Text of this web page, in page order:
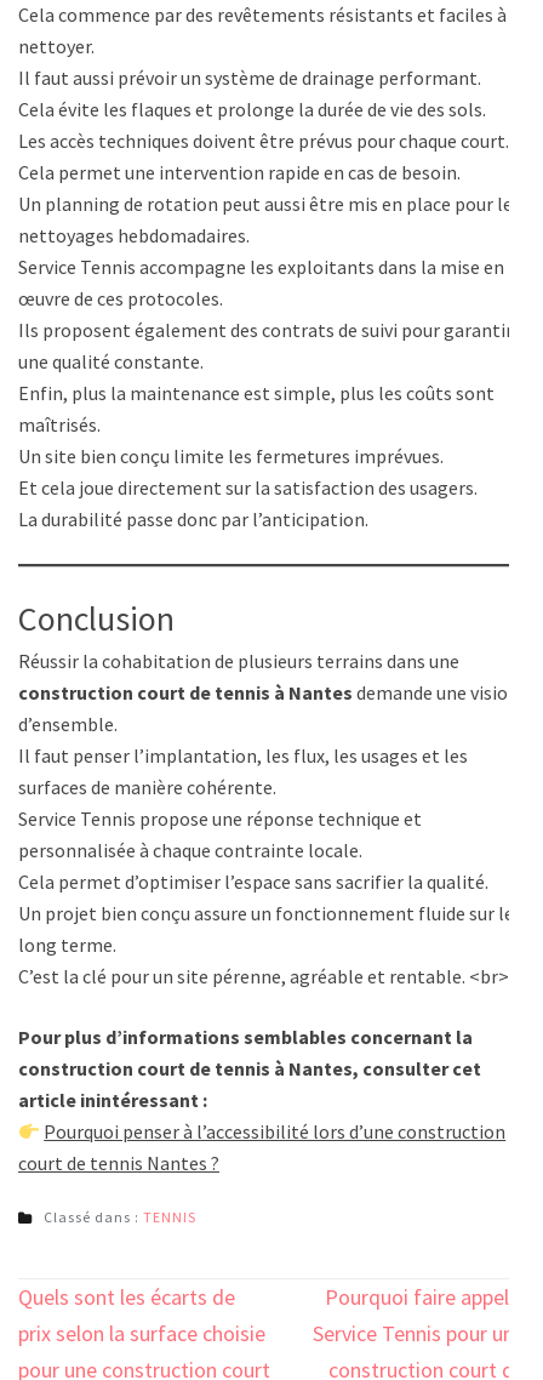
Cela commence par des revêtements résistants et faciles à
nettoyer.
Il faut aussi prévoir un système de drainage performant.
Cela évite les flaques et prolonge la durée de vie des sols.
Les accès techniques doivent être prévus pour chaque court.
Cela permet une intervention rapide en cas de besoin.
Un planning de rotation peut aussi être mis en place pour les
nettoyages hebdomadaires.
Service Tennis accompagne les exploitants dans la mise en
œuvre de ces protocoles.
Ils proposent également des contrats de suivi pour garantir
une qualité constante.
Enfin, plus la maintenance est simple, plus les coûts sont
maîtrisés.
Un site bien conçu limite les fermetures imprévues.
Et cela joue directement sur la satisfaction des usagers.
La durabilité passe donc par l’anticipation.
Conclusion
Réussir la cohabitation de plusieurs terrains dans une
construction court de tennis à Nantes demande une vision
d’ensemble.
Il faut penser l’implantation, les flux, les usages et les
surfaces de manière cohérente.
Service Tennis propose une réponse technique et
personnalisée à chaque contrainte locale.
Cela permet d’optimiser l’espace sans sacrifier la qualité.
Un projet bien conçu assure un fonctionnement fluide sur le
long terme.
C’est la clé pour un site pérenne, agréable et rentable. <br>
Pour plus d’informations semblables concernant la
construction court de tennis à Nantes, consulter cet
article inintéressant :
Pourquoi penser à l’accessibilité lors d’une construction
court de tennis Nantes ?
Classé dans : TENNIS
Navigation
de
Quels sont les écarts de
prix selon la surface choisie
pour une construction court
Pourquoi faire appel à
Service Tennis pour une
construction court de